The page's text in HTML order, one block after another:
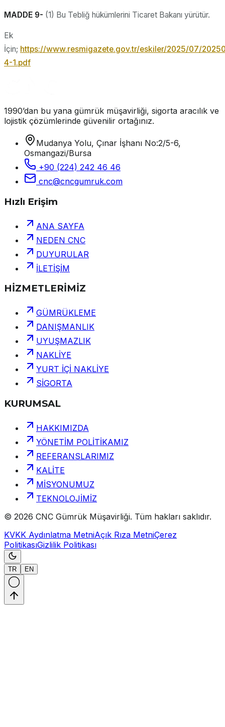
MADDE 9- (1) Bu Tebliğ hükümlerini Ticaret Bakanı yürütür.
Ek
İçin; https://www.resmigazete.gov.tr/eskiler/2025/07/
4-1.pdf
1990’dan bu yana gümrük müşavirliği, sigorta aracılık ve
lojistik çözümlerinde güvenilir ortağınız.
Mudanya Yolu, Çınar İşhanı No:2/5-6,
Osmangazi/Bursa
+90 (224) 242 46 46
cnc@cncgumruk.com
Hızlı Erişim
ANA SAYFA
NEDEN CNC
DUYURULAR
İLETİŞİM
HİZMETLERİMİZ
GÜMRÜKLEME
DANIŞMANLIK
UYUŞMAZLIK
NAKLİYE
YURT İÇİ NAKLİYE
SİGORTA
KURUMSAL
HAKKIMIZDA
YÖNETİM POLİTİKAMIZ
REFERANSLARIMIZ
KALİTE
MİSYONUMUZ
TEKNOLOJİMİZ
© 2026 CNC Gümrük Müşavirliği. Tüm hakları saklıdır.
KVKK Aydınlatma MetniAçık Rıza MetniÇerez
PolitikasıGizlilik Politikası
TR EN